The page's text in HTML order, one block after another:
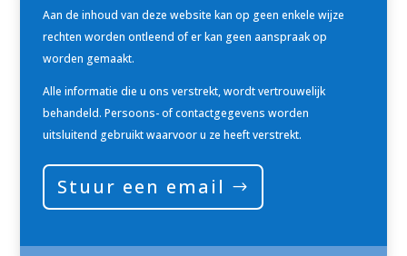
Aan de inhoud van deze website kan op geen enkele wijze
rechten worden ontleend of er kan geen aanspraak op
worden gemaakt.
Alle informatie die u ons verstrekt, wordt vertrouwelijk
behandeld. Persoons- of contactgegevens worden
uitsluitend gebruikt waarvoor u ze heeft verstrekt.
Stuur een email